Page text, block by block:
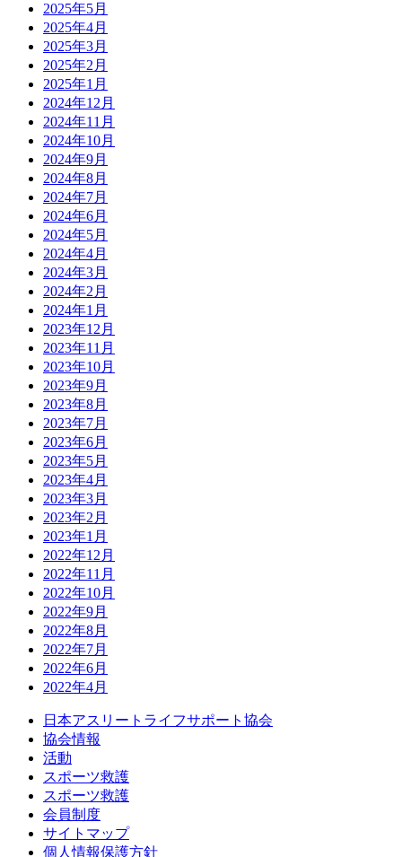
2025年5月
2025年4月
2025年3月
2025年2月
2025年1月
2024年12月
2024年11月
2024年10月
2024年9月
2024年8月
2024年7月
2024年6月
2024年5月
2024年4月
2024年3月
2024年2月
2024年1月
2023年12月
2023年11月
2023年10月
2023年9月
2023年8月
2023年7月
2023年6月
2023年5月
2023年4月
2023年3月
2023年2月
2023年1月
2022年12月
2022年11月
2022年10月
2022年9月
2022年8月
2022年7月
2022年6月
2022年4月
日本アスリートライフサポート協会
協会情報
活動
スポーツ救護
スポーツ救護
会員制度
サイトマップ
個人情報保護方針